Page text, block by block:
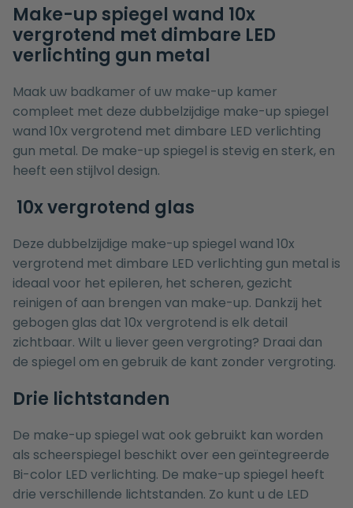
Make-up spiegel wand 10x
vergrotend met dimbare LED
verlichting gun metal
Maak uw badkamer of uw make-up kamer
compleet met deze dubbelzijdige make-up spiegel
wand 10x vergrotend met dimbare LED verlichting
gun metal. De make-up spiegel is stevig en sterk, en
heeft een stijlvol design.
10x vergrotend glas
Deze dubbelzijdige make-up spiegel wand 10x
vergrotend met dimbare LED verlichting gun metal is
ideaal voor het epileren, het scheren, gezicht
reinigen of aan brengen van make-up. Dankzij het
gebogen glas dat 10x vergrotend is elk detail
zichtbaar. Wilt u liever geen vergroting? Draai dan
de spiegel om en gebruik de kant zonder vergroting.
Drie lichtstanden
De make-up spiegel wat ook gebruikt kan worden
als scheerspiegel beschikt over een geïntegreerde
Bi-color LED verlichting. De make-up spiegel heeft
drie verschillende lichtstanden. Zo kunt u de LED